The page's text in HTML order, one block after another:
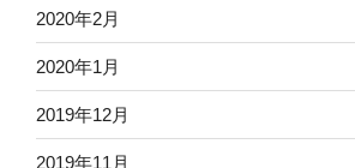
2020年2月
2020年1月
2019年12月
2019年11月